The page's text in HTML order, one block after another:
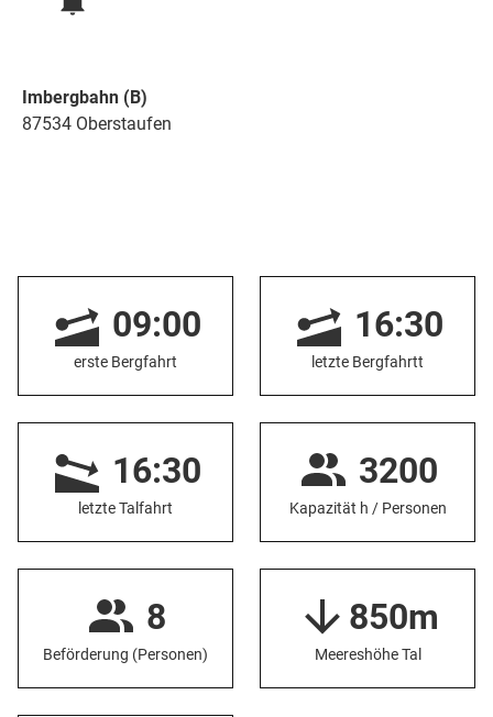
Imbergbahn (B)
87534 Oberstaufen
09:00
erste Bergfahrt
16:30
letzte Bergfahrtt
16:30
letzte Talfahrt
3200
Kapazität h / Personen
8
Beförderung (Personen)
850m
Meereshöhe Tal